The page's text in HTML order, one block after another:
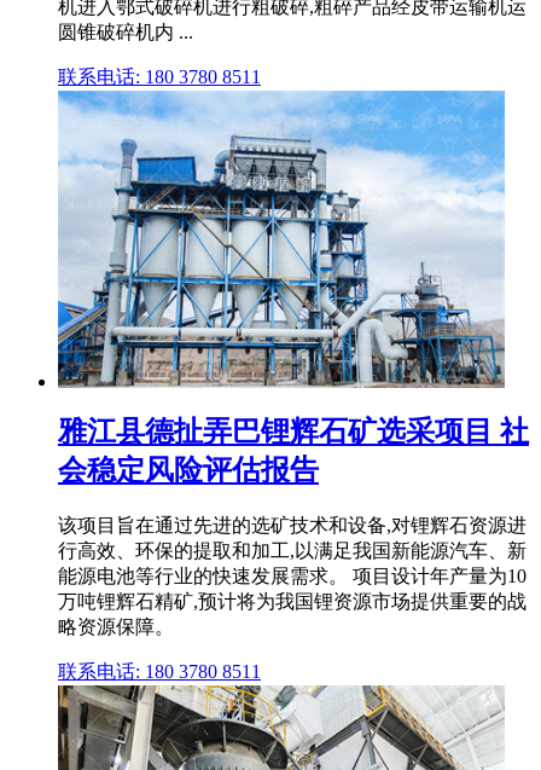
机进入鄂式破碎机进行粗破碎,粗碎产品经皮带运输机运
圆锥破碎机内 ...
联系电话: 180 3780 8511
雅江县德扯弄巴锂辉石矿选采项目 社
会稳定风险评估报告
该项目旨在通过先进的选矿技术和设备,对锂辉石资源进
行高效、环保的提取和加工,以满足我国新能源汽车、新
能源电池等行业的快速发展需求。 项目设计年产量为10
万吨锂辉石精矿,预计将为我国锂资源市场提供重要的战
略资源保障。
联系电话: 180 3780 8511